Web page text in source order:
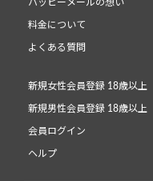
ハッピーメールの想い
料金について
よくある質問
新規女性会員登録 18歳以上
新規男性会員登録 18歳以上
会員ログイン
ヘルプ